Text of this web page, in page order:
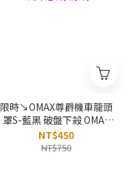
限時↘OMAX尊爵機車龍頭
罩S-藍黑 破盤下殺 OMAX
歐妹思購物網
NT$450
NT$750